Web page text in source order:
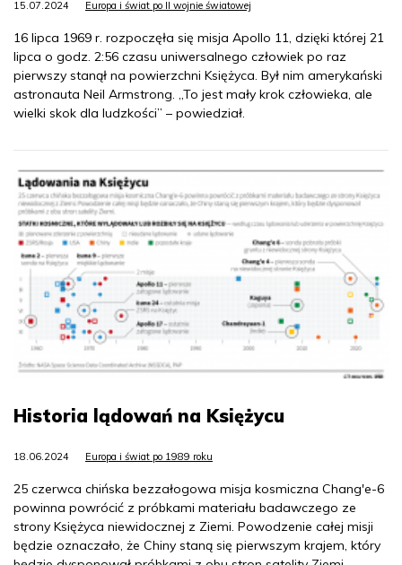
15.07.2024 Europa i świat po II wojnie światowej
16 lipca 1969 r. rozpoczęła się misja Apollo 11, dzięki której 21
lipca o godz. 2:56 czasu uniwersalnego człowiek po raz
pierwszy stanął na powierzchni Księżyca. Był nim amerykański
astronauta Neil Armstrong. „To jest mały krok człowieka, ale
wielki skok dla ludzkości” – powiedział.
Historia lądowań na Księżycu
18.06.2024 Europa i świat po 1989 roku
25 czerwca chińska bezzałogowa misja kosmiczna Chang'e-6
powinna powrócić z próbkami materiału badawczego ze
strony Księżyca niewidocznej z Ziemi. Powodzenie całej misji
będzie oznaczało, że Chiny staną się pierwszym krajem, który